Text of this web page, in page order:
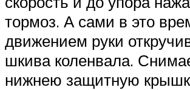
тормоз. А сами в это
движением руки
шкива коленвала.
нижнею защитную